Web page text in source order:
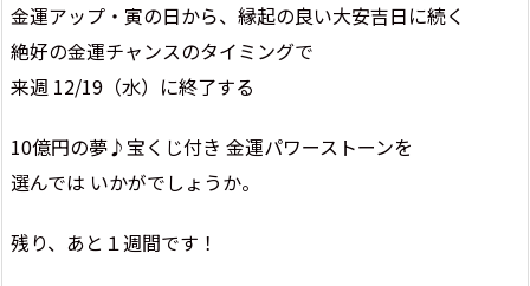
金運アップ・寅の日から、縁起の良い大安吉日に続く
絶好の金運チャンスのタイミングで
来週 12/19（水）に終了する
10億円の夢♪宝くじ付き 金運パワーストーンを
選んでは いかがでしょうか。
残り、あと１週間です！